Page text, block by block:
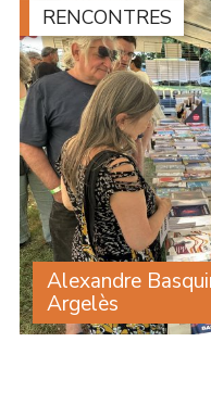
RENCONTRES
Alexandre
Argelès
Une centaine de